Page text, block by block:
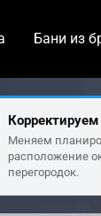
Бани из
Меняем
расположение
перегородок.